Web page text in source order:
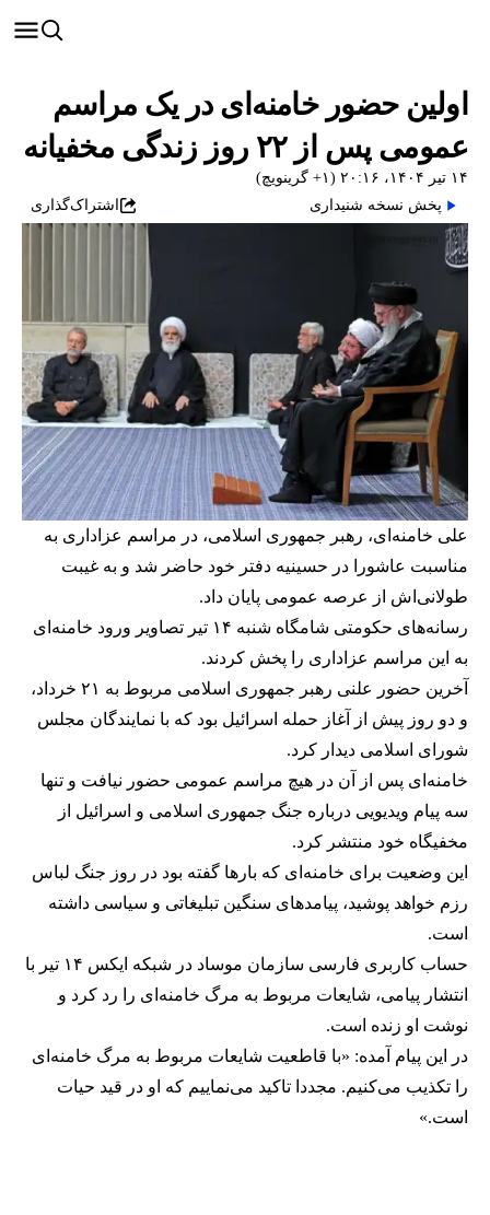
اولین حضور خامنه‌ای در یک مراسم
عمومی پس از ۲۲ روز زندگی مخفیانه
۱۴ تیر ۱۴۰۴، ۲۰:۱۶ (‎+۱ گرینویچ)
پخش نسخه شنیداری
اشتراک‌گذاری
علی خامنه‌ای، رهبر جمهوری اسلامی، در مراسم عزاداری به
مناسبت عاشورا در حسینیه دفتر خود حاضر شد و به غیبت
طولانی‌اش از عرصه عمومی پایان داد.
رسانه‌های حکومتی شامگاه شنبه ۱۴ تیر تصاویر ورود خامنه‌ای
به این مراسم عزاداری را پخش کردند.
آخرین حضور علنی رهبر جمهوری اسلامی مربوط به ۲۱ خرداد،
و دو روز پیش از آغاز حمله اسرائیل بود که با نمایندگان مجلس
شورای اسلامی دیدار کرد.
خامنه‌ای پس از آن در هیچ مراسم عمومی حضور نیافت و تنها
سه پیام ویدیویی درباره جنگ جمهوری اسلامی و اسرائیل از
مخفیگاه خود منتشر کرد.
این وضعیت برای خامنه‌ای که بارها گفته بود در روز جنگ لباس
رزم خواهد پوشید، پیامدهای سنگین تبلیغاتی و سیاسی داشته
است.
حساب کاربری فارسی سازمان موساد در شبکه ایکس ۱۴ تیر با
انتشار پیامی، شایعات مربوط به مرگ خامنه‌ای را رد کرد و
نوشت او زنده است.
در این پیام آمده: «با قاطعیت شایعات مربوط به مرگ خامنه‌ای
را تکذیب می‌کنیم. مجددا تاکید می‌نماییم که او در قید حیات
است.»